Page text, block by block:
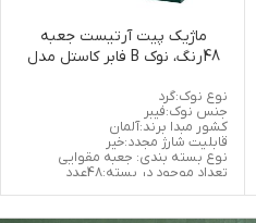
ماژیک پیت آرتیست جعبه
48رنگ، نوک B فابر کاستل مدل
نوع نوک:گرد
جنس نوک:فیبر
کشور مبدا برند:آلمان
قابلیت شارژ مجدد:خیر
نوع بسته بندی: جعبه مقوایی
تعداد موجود در بسته:48عدد